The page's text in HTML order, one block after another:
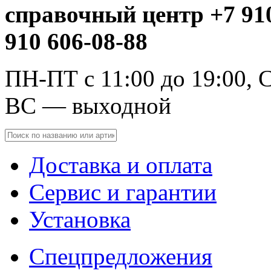
справочный центр +7
910 606-08-88
ПН-ПТ с 11:00 до 19:00,
ВС — выходной
Доставка и оплата
Сервис и гарантии
Установка
Спецпредложения